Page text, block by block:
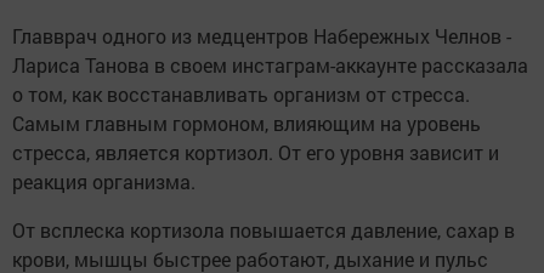
Главврач одного из медцентров Набережных Челнов -
Лариса Танова в своем инстаграм-аккаунте рассказала
о том, как восстанавливать организм от стресса.
Самым главным гормоном, влияющим на уровень
стресса, является кортизол. От его уровня зависит и
реакция организма.
От всплеска кортизола повышается давление, сахар в
крови, мышцы быстрее работают, дыхание и пульс